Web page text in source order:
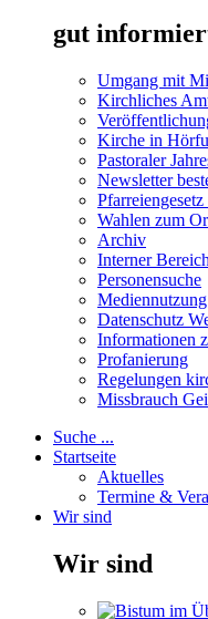
gut
Umgang mit
Kirchliches
Kirche in
Pastoraler
Newsletter
Wahlen zum
Archiv
Interner Bereich
Personensuche
Datenschutz
Informationen
Profanierung
Regelungen
Missbrauch
Suche ...
Startseite
Aktuelles
Termine &
Wir sind
Wir sind